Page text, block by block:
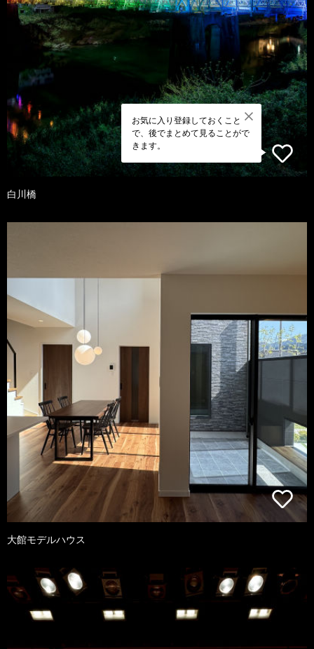
お気に入り登録しておくこと
で、後でまとめて見ることがで
きます。
白川橋
大館モデルハウス